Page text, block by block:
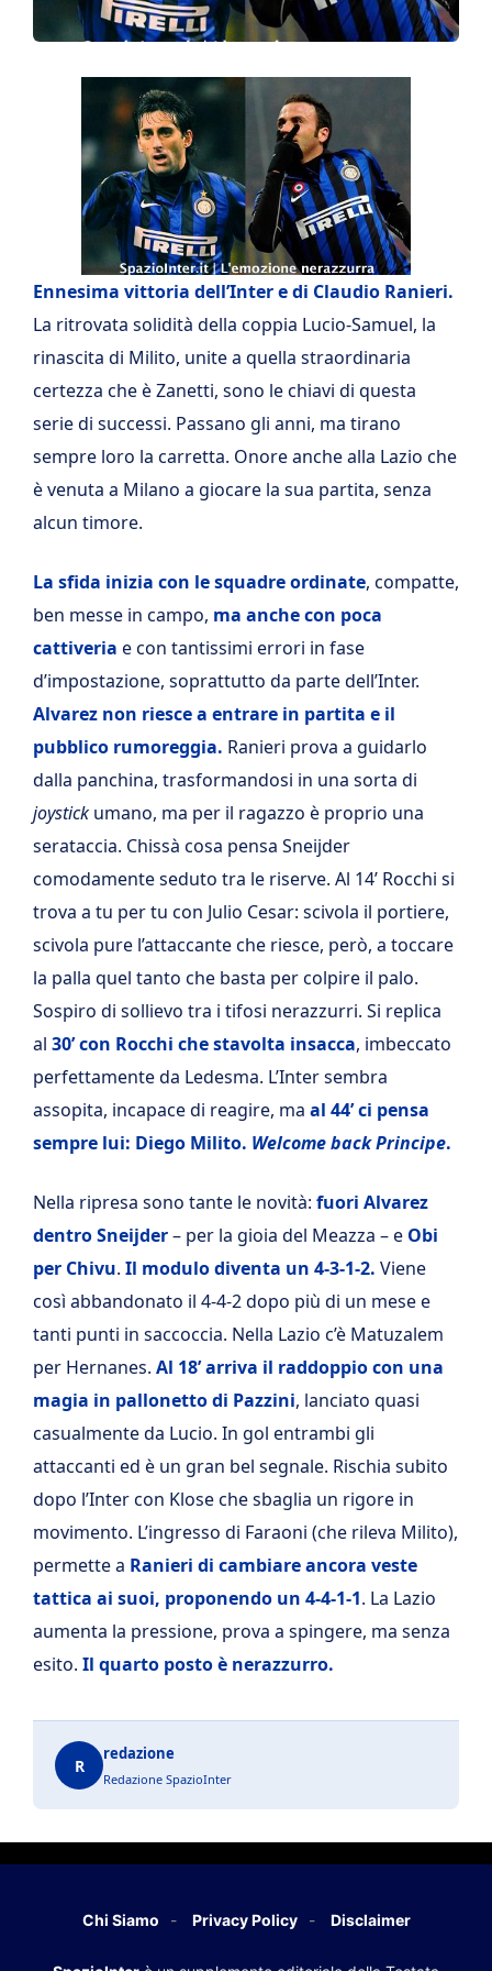
Ennesima vittoria dell’Inter e di Claudio Ranieri.
La ritrovata solidità della coppia Lucio-Samuel, la
rinascita di Milito, unite a quella straordinaria
certezza che è Zanetti, sono le chiavi di questa
serie di successi. Passano gli anni, ma tirano
sempre loro la carretta. Onore anche alla Lazio che
è venuta a Milano a giocare la sua partita, senza
alcun timore.
La sfida inizia con le squadre ordinate, compatte,
ben messe in campo, ma anche con poca
cattiveria e con tantissimi errori in fase
d’impostazione, soprattutto da parte dell’Inter.
Alvarez non riesce a entrare in partita e il
pubblico rumoreggia. Ranieri prova a guidarlo
dalla panchina, trasformandosi in una sorta di
joystick umano, ma per il ragazzo è proprio una
serataccia. Chissà cosa pensa Sneijder
comodamente seduto tra le riserve. Al 14’ Rocchi si
trova a tu per tu con Julio Cesar: scivola il portiere,
scivola pure l’attaccante che riesce, però, a toccare
la palla quel tanto che basta per colpire il palo.
Sospiro di sollievo tra i tifosi nerazzurri. Si replica
al 30’ con Rocchi che stavolta insacca, imbeccato
perfettamente da Ledesma. L’Inter sembra
assopita, incapace di reagire, ma al 44’ ci pensa
sempre lui: Diego Milito. Welcome back Principe.
Nella ripresa sono tante le novità: fuori Alvarez
dentro Sneijder– per la gioia del Meazza – e Obi
per Chivu. Il modulo diventa un 4-3-1-2. Viene
così abbandonato il 4-4-2 dopo più di un mese e
tanti punti in saccoccia. Nella Lazio c’è Matuzalem
per Hernanes. Al 18’ arriva il raddoppio con una
magia in pallonetto di Pazzini, lanciato quasi
casualmente da Lucio. In gol entrambi gli
attaccanti ed è un gran bel segnale. Rischia subito
dopo l’Inter con Klose che sbaglia un rigore in
movimento. L’ingresso di Faraoni (che rileva Milito),
permette a Ranieri di cambiare ancora veste
tattica ai suoi, proponendo un 4-4-1-1. La Lazio
aumenta la pressione, prova a spingere, ma senza
esito. Il quarto posto è nerazzurro.
R
redazione
Redazione SpazioInter
Chi Siamo Privacy Policy Disclaimer